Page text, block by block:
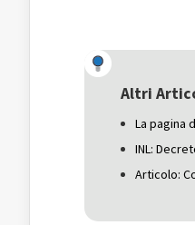
(Si
apre
una
nuova
nuova
finestra)
una
Altri
La pagina
INL:
Articolo: